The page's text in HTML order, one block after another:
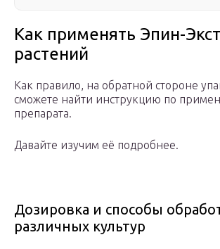
Как применять Эпин-
растений
Как правило, на обратной стороне
сможете найти инструкцию по
препарата.
Давайте изучим её подробнее.
Дозировка и способы
различных культур